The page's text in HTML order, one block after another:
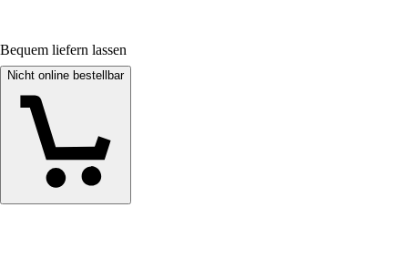
Bequem liefern lassen
Nicht online bestellbar